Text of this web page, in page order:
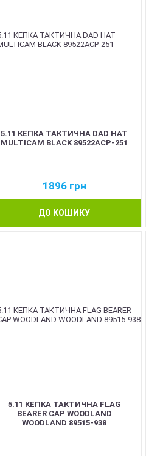
5.11 КЕПКА ТАКТИЧНА DAD HAT
MULTICAM BLACK 89522ACP-251
1896 грн
ДО КОШИКУ
5.11 КЕПКА ТАКТИЧНА FLAG
BEARER CAP WOODLAND
WOODLAND 89515-938